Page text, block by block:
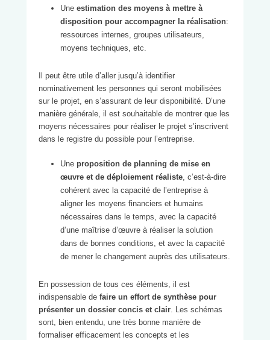
Une estimation des moyens à mettre à
disposition pour accompagner la réalisation:
ressources internes, groupes utilisateurs,
moyens techniques, etc.
Il peut être utile d’aller jusqu’à identifier
nominativement les personnes qui seront mobilisées
sur le projet, en s’assurant de leur disponibilité. D’une
manière générale, il est souhaitable de montrer que les
moyens nécessaires pour réaliser le projet s’inscrivent
dans le registre du possible pour l’entreprise.
Une proposition de planning de mise en
œuvre et de déploiement réaliste, c’est-à-dire
cohérent avec la capacité de l’entreprise à
aligner les moyens financiers et humains
nécessaires dans le temps, avec la capacité
d’une maîtrise d’œuvre à réaliser la solution
dans de bonnes conditions, et avec la capacité
de mener le changement auprès des utilisateurs.
En possession de tous ces éléments, il est
indispensable de faire un effort de synthèse pour
présenter un dossier concis et clair. Les schémas
sont, bien entendu, une très bonne manière de
formaliser efficacement les concepts et les